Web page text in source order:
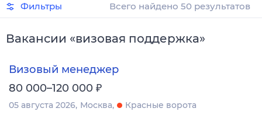
Фильтры Всего найдено 50 результатов
Вакансии «визовая поддержка»
Визовый менеджер
80 000–120 000 ₽
05 августа 2026 Москва
Красные ворота